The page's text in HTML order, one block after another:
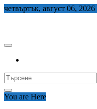
Skip
четвъртък, август 06, 2026
Търсене
за:
You are Here